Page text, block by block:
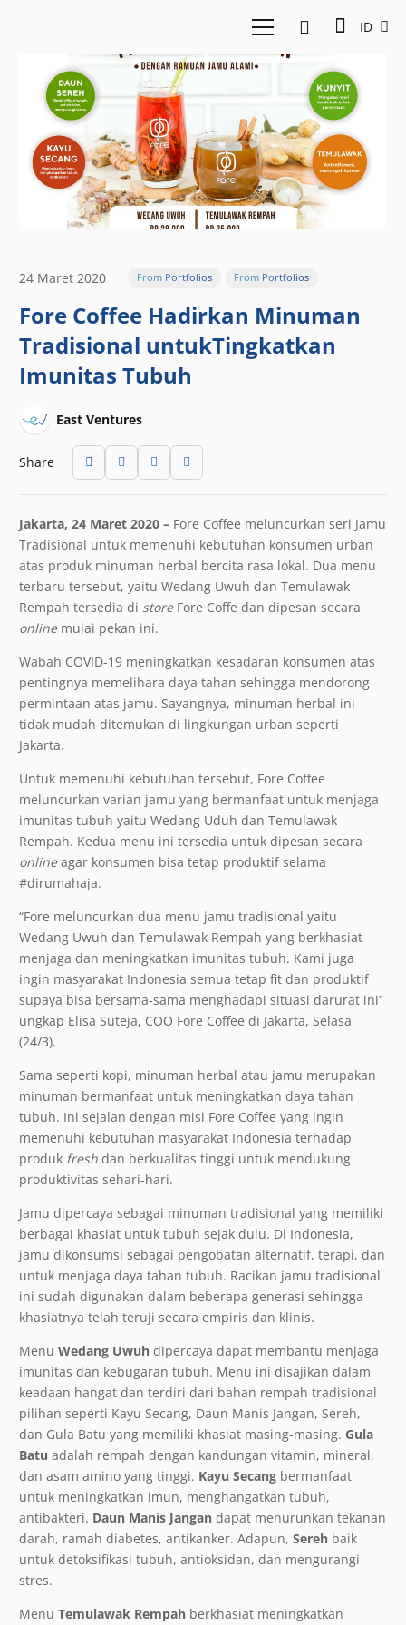
ID
24 Maret 2020 From Portfolios From Portfolios
Fore Coffee Hadirkan Minuman
Tradisional untukTingkatkan
Imunitas Tubuh
East Ventures
Share
Jakarta, 24 Maret 2020 – Fore Coffee meluncurkan seri Jamu
Tradisional untuk memenuhi kebutuhan konsumen urban
atas produk minuman herbal bercita rasa lokal. Dua menu
terbaru tersebut, yaitu Wedang Uwuh dan Temulawak
Rempah tersedia di store Fore Coffe dan dipesan secara
onlinemulai pekan ini.
Wabah COVID-19 meningkatkan kesadaran konsumen atas
pentingnya memelihara daya tahan sehingga mendorong
permintaan atas jamu. Sayangnya, minuman herbal ini
tidak mudah ditemukan di lingkungan urban seperti
Jakarta.
Untuk memenuhi kebutuhan tersebut, Fore Coffee
meluncurkan varian jamu yang bermanfaat untuk menjaga
imunitas tubuh yaitu Wedang Uduh dan Temulawak
Rempah. Kedua menu ini tersedia untuk dipesan secara
onlineagar konsumen bisa tetap produktif selama
#dirumahaja.
“Fore meluncurkan dua menu jamu tradisional yaitu
Wedang Uwuh dan Temulawak Rempah yang berkhasiat
menjaga dan meningkatkan imunitas tubuh. Kami juga
ingin masyarakat Indonesia semua tetap fit dan produktif
supaya bisa bersama-sama menghadapi situasi darurat ini”
ungkap Elisa Suteja, COO Fore Coffee di Jakarta, Selasa
(24/3).
Sama seperti kopi, minuman herbal atau jamu merupakan
minuman bermanfaat untuk meningkatkan daya tahan
tubuh. Ini sejalan dengan misi Fore Coffee yang ingin
memenuhi kebutuhan masyarakat Indonesia terhadap
produk fresh dan berkualitas tinggi untuk mendukung
produktivitas sehari-hari.
Jamu dipercaya sebagai minuman tradisional yang memiliki
berbagai khasiat untuk tubuh sejak dulu. Di Indonesia,
jamu dikonsumsi sebagai pengobatan alternatif, terapi, dan
untuk menjaga daya tahan tubuh. Racikan jamu tradisional
ini sudah digunakan dalam beberapa generasi sehingga
khasiatnya telah teruji secara empiris dan klinis.
Menu Wedang Uwuh dipercaya dapat membantu menjaga
imunitas dan kebugaran tubuh. Menu ini disajikan dalam
keadaan hangat dan terdiri dari bahan rempah tradisional
pilihan seperti Kayu Secang, Daun Manis Jangan, Sereh,
dan Gula Batu yang memiliki khasiat masing-masing. Gula
Batu adalah rempah dengan kandungan vitamin, mineral,
dan asam amino yang tinggi. Kayu Secang bermanfaat
untuk meningkatkan imun, menghangatkan tubuh,
antibakteri. Daun Manis Jangan dapat menurunkan tekanan
darah, ramah diabetes, antikanker. Adapun, Sereh baik
untuk detoksifikasi tubuh, antioksidan, dan mengurangi
stres.
Menu Temulawak Rempah berkhasiat meningkatkan